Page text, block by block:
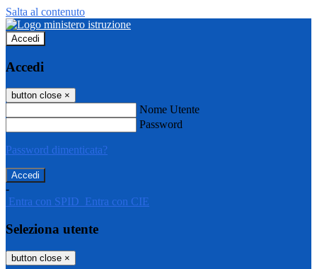
Salta al contenuto
Accedi
Accedi
button close ×
Nome Utente
Password
Password dimenticata?
-
Entra con SPID Entra con CIE
Seleziona utente
button close ×